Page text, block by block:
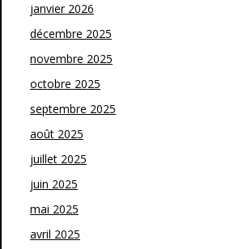
janvier 2026
décembre 2025
novembre 2025
octobre 2025
septembre 2025
août 2025
juillet 2025
juin 2025
mai 2025
avril 2025